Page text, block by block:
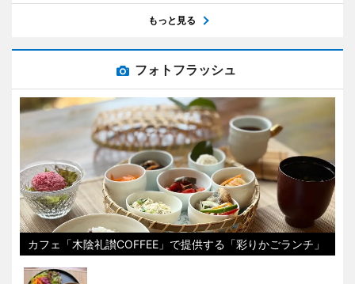
もっと見る
フォトフラッシュ
カフェ「木陰礼讃COFFEE」で提供する「彩りかごランチ」